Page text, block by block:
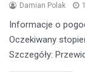
Damian Polak
Informacje o
Oczekiwany
Szczegóły: